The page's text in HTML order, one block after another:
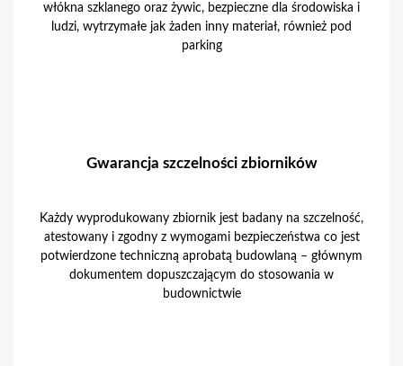
włókna szklanego oraz żywic, bezpieczne dla środowiska i
ludzi, wytrzymałe jak żaden inny materiał, również pod
parking
Gwarancja szczelności zbiorników
Każdy wyprodukowany zbiornik jest badany na szczelność,
atestowany i zgodny z wymogami bezpieczeństwa co jest
potwierdzone techniczną aprobatą budowlaną – głównym
dokumentem dopuszczającym do stosowania w
budownictwie